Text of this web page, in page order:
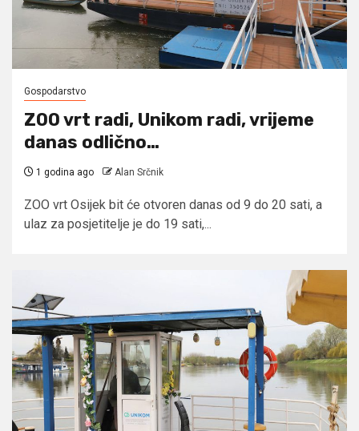
Gospodarstvo
ZOO vrt radi, Unikom radi, vrijeme
danas odlično…
1 godina ago Alan Srčnik
ZOO vrt Osijek bit će otvoren danas od 9 do 20 sati, a
ulaz za posjetitelje je do 19 sati,...